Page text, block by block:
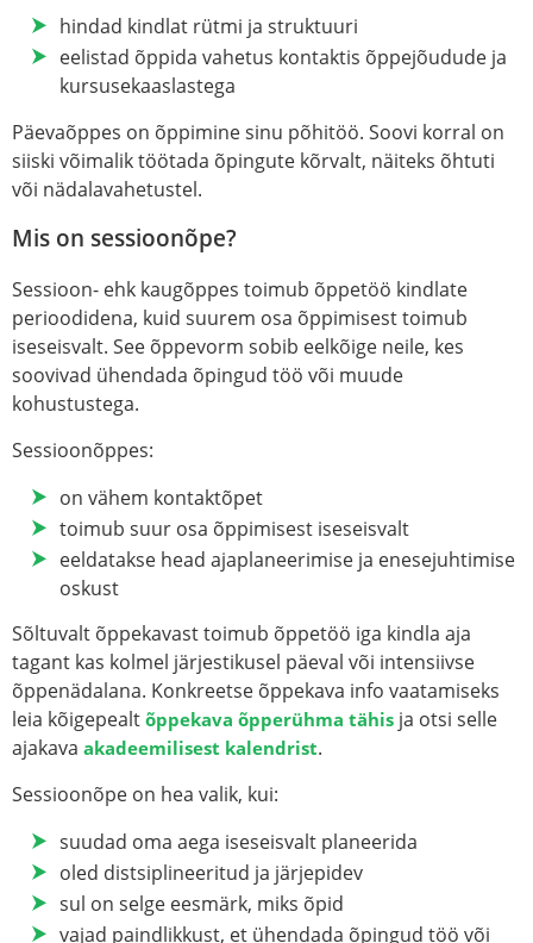
hindad kindlat rütmi ja struktuuri
eelistad õppida vahetus kontaktis õppejõudude ja
kursusekaaslastega
Päevaõppes on õppimine sinu põhitöö. Soovi korral on
siiski võimalik töötada õpingute kõrvalt, näiteks õhtuti
või nädalavahetustel.
Mis on sessioonõpe?
Sessioon- ehk kaugõppes toimub õppetöö kindlate
perioodidena, kuid suurem osa õppimisest toimub
iseseisvalt. See õppevorm sobib eelkõige neile, kes
soovivad ühendada õpingud töö või muude
kohustustega.
Sessioonõppes:
on vähem kontaktõpet
toimub suur osa õppimisest iseseisvalt
eeldatakse head ajaplaneerimise ja enesejuhtimise
oskust
Sõltuvalt õppekavast toimub õppetöö iga kindla aja
tagant kas kolmel järjestikusel päeval või intensiivse
õppenädalana. Konkreetse õppekava info vaatamiseks
leia kõigepealt õppekava õpperühma tähis ja otsi selle
ajakava akadeemilisest kalendrist.
Sessioonõpe on hea valik, kui:
suudad oma aega iseseisvalt planeerida
oled distsiplineeritud ja järjepidev
sul on selge eesmärk, miks õpid
vajad paindlikkust, et ühendada õpingud töö või